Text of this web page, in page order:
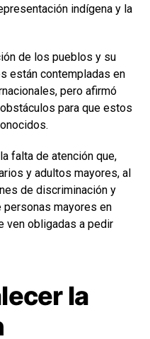
indígena y la
de los pueblos y su
están contempladas en
pero afirmó
para que estos
falta de atención que,
y adultos mayores, al
de discriminación y
mayores en
ven obligadas a pedir
la